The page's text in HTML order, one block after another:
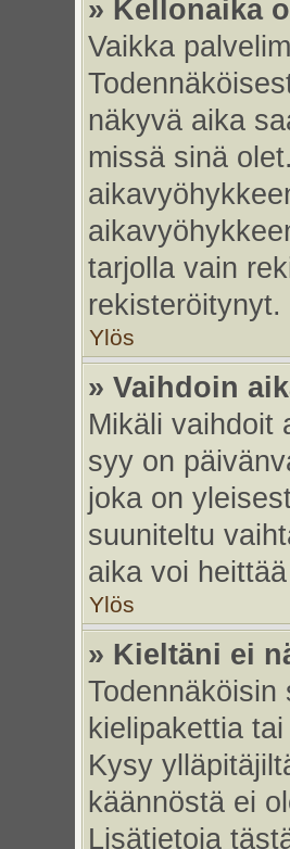
» Kellonaika
Vaikka
näkyvä aika
missä sinä
tarjolla vain
Ylös
» Vaihdoin
Mikäli vaihdoit
syy on
joka on
suuniteltu
aika voi
Ylös
» Kieltäni ei
kielipakettia
Kysy
käännöstä ei
Lisätietoja